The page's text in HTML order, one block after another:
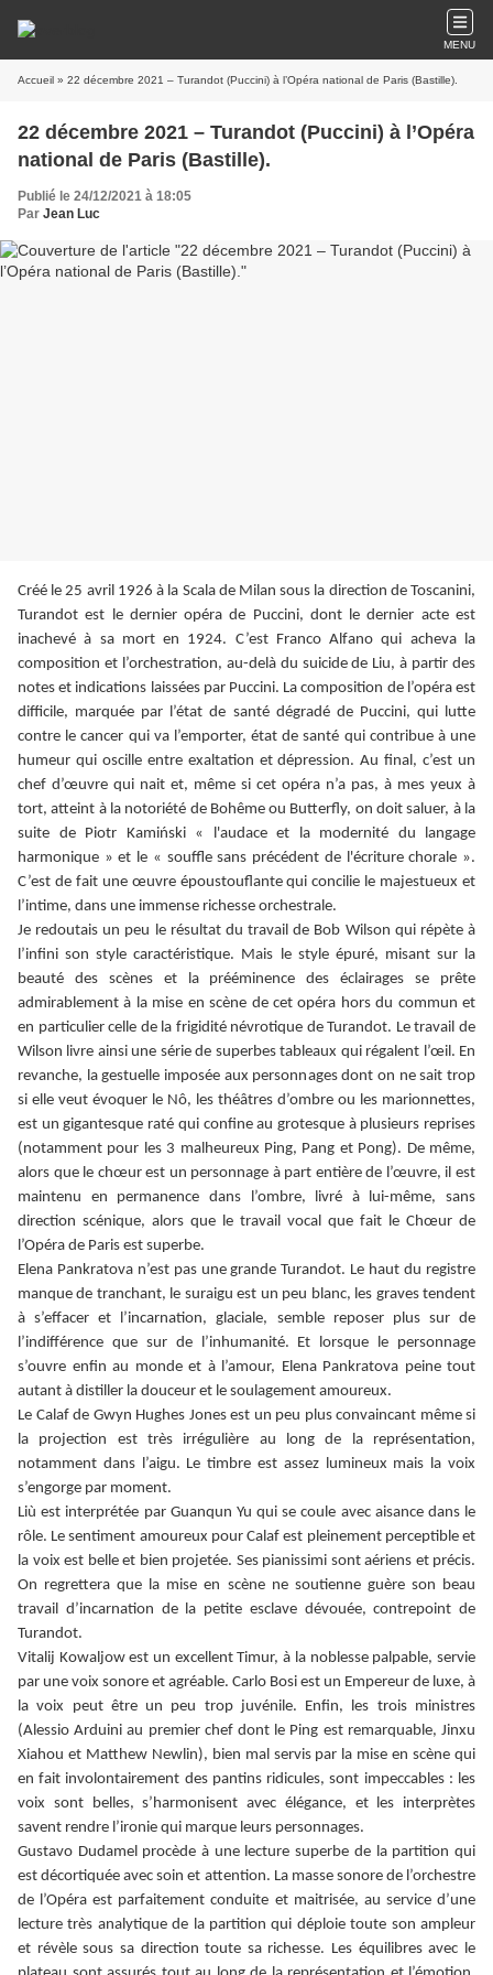
MENU
Accueil » 22 décembre 2021 – Turandot (Puccini) à l’Opéra national de Paris (Bastille).
22 décembre 2021 – Turandot (Puccini) à l’Opéra
national de Paris (Bastille).
Publié le 24/12/2021 à 18:05
Par Jean Luc
Créé le 25 avril 1926 à la Scala de Milan sous la direction de Toscanini,
Turandot est le dernier opéra de Puccini, dont le dernier acte est
inachevé à sa mort en 1924. C’est Franco Alfano qui acheva la
composition et l’orchestration, au-delà du suicide de Liu, à partir des
notes et indications laissées par Puccini. La composition de l’opéra est
difficile, marquée par l’état de santé dégradé de Puccini, qui lutte
contre le cancer qui va l’emporter, état de santé qui contribue à une
humeur qui oscille entre exaltation et dépression. Au final, c’est un
chef d’œuvre qui nait et, même si cet opéra n’a pas, à mes yeux à
tort, atteint à la notoriété de Bohême ou Butterfly, on doit saluer, à la
suite de Piotr Kamiński « l'audace et la modernité du langage
harmonique » et le « souffle sans précédent de l'écriture chorale ».
C’est de fait une œuvre époustouflante qui concilie le majestueux et
l’intime, dans une immense richesse orchestrale.
Je redoutais un peu le résultat du travail de Bob Wilson qui répète à
l’infini son style caractéristique. Mais le style épuré, misant sur la
beauté des scènes et la prééminence des éclairages se prête
admirablement à la mise en scène de cet opéra hors du commun et
en particulier celle de la frigidité névrotique de Turandot. Le travail de
Wilson livre ainsi une série de superbes tableaux qui régalent l’œil. En
revanche, la gestuelle imposée aux personnages dont on ne sait trop
si elle veut évoquer le Nô, les théâtres d’ombre ou les marionnettes,
est un gigantesque raté qui confine au grotesque à plusieurs reprises
(notamment pour les 3 malheureux Ping, Pang et Pong). De même,
alors que le chœur est un personnage à part entière de l’œuvre, il est
maintenu en permanence dans l’ombre, livré à lui-même, sans
direction scénique, alors que le travail vocal que fait le Chœur de
l’Opéra de Paris est superbe.
Elena Pankratova n’est pas une grande Turandot. Le haut du registre
manque de tranchant, le suraigu est un peu blanc, les graves tendent
à s’effacer et l’incarnation, glaciale, semble reposer plus sur de
l’indifférence que sur de l’inhumanité. Et lorsque le personnage
s’ouvre enfin au monde et à l’amour, Elena Pankratova peine tout
autant à distiller la douceur et le soulagement amoureux.
Le Calaf de Gwyn Hughes Jones est un peu plus convaincant même si
la projection est très irrégulière au long de la représentation,
notamment dans l’aigu. Le timbre est assez lumineux mais la voix
s’engorge par moment.
Liù est interprétée par Guanqun Yu qui se coule avec aisance dans le
rôle. Le sentiment amoureux pour Calaf est pleinement perceptible et
la voix est belle et bien projetée. Ses pianissimi sont aériens et précis.
On regrettera que la mise en scène ne soutienne guère son beau
travail d’incarnation de la petite esclave dévouée, contrepoint de
Turandot.
Vitalij Kowaljow est un excellent Timur, à la noblesse palpable, servie
par une voix sonore et agréable. Carlo Bosi est un Empereur de luxe, à
la voix peut être un peu trop juvénile. Enfin, les trois ministres
(Alessio Arduini au premier chef dont le Ping est remarquable, Jinxu
Xiahou et Matthew Newlin), bien mal servis par la mise en scène qui
en fait involontairement des pantins ridicules, sont impeccables : les
voix sont belles, s’harmonisent avec élégance, et les interprètes
savent rendre l’ironie qui marque leurs personnages.
Gustavo Dudamel procède à une lecture superbe de la partition qui
est décortiquée avec soin et attention. La masse sonore de l’orchestre
de l’Opéra est parfaitement conduite et maitrisée, au service d’une
lecture très analytique de la partition qui déploie toute son ampleur
et révèle sous sa direction toute sa richesse. Les équilibres avec le